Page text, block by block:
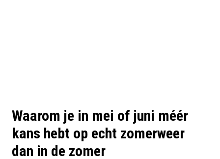
Waarom je in mei of juni méér
kans hebt op echt zomerweer
dan in de zomer